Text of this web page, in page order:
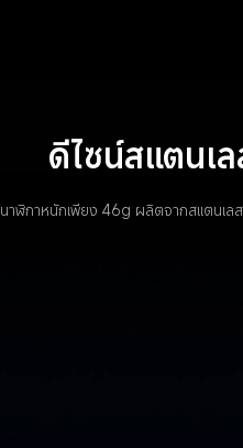
ดีไซน์สแตนเ
นาฬิกาหนักเพียง 46g ผลิตจากสแตนเ